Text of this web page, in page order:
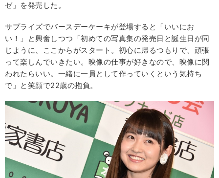
ゼ」を発売した。
サプライズでバースデーケーキが登場すると「いいにお
い！」と興奮しつつ「初めての写真集の発売日と誕生日が同
じように、ここからがスタート。初心に帰るつもりで、頑張
って楽しんでいきたい。映像の仕事が好きなので、映像に関
われたらいい。一緒に一員として作っていくという気持ち
で」と笑顔で22歳の抱負。